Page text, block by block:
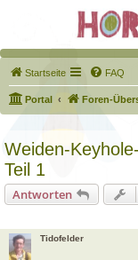
Startseite FAQ
Portal Foren-
Weiden-
Teil 1
Antworten
Tidofelder